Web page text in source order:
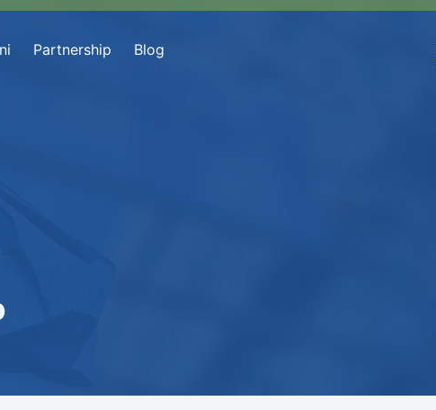
Partnership Blog